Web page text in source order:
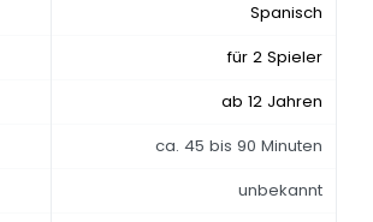
Spanisch
für 2 Spieler
ab 12 Jahren
ca. 45 bis 90 Minuten
unbekannt